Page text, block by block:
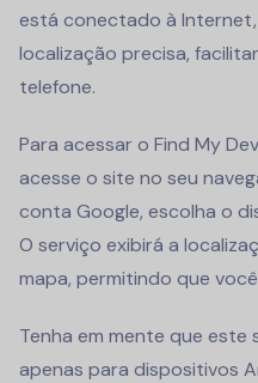
está conectado à
localização precisa,
telefone.
Para acessar o Find My
acesse o site no seu
conta Google, escolha o
O serviço exibirá a
mapa, permitindo que
Tenha em mente que este
apenas para dispositivos